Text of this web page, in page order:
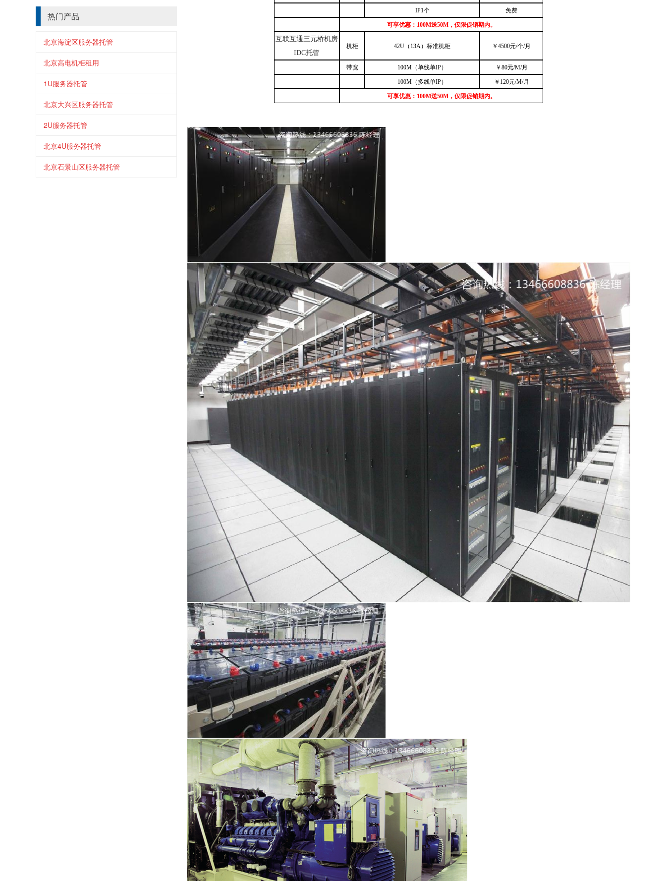
热门产品
北京海淀区服务器托管
北京高电机柜租用
1U服务器托管
北京大兴区服务器托管
2U服务器托管
北京4U服务器托管
北京石景山区服务器托管
IP1个 免费
可享优惠：100M送50M，仅限促销期内。
互联互通三元桥机房
IDC托管
机柜 42U（ 13A ）标准机柜 ￥4500元/个/月
带宽 100M（单线单IP） ￥80元/M/月
100M（多线单IP） ￥120元/M/月
可享优惠：100M送50M，仅限促销期内。